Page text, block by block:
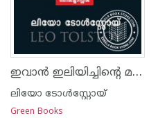
ഇവാ‌ന്‍ ഇലിയിച്ചിന്റെ മരണം
ലിയോ ടോള്‍സ്റ്റോയ്
Green Books